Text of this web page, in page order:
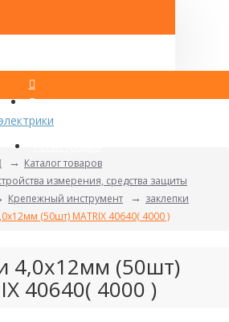
Вход
Каталог товаров
измерения, средства защиты
Крепежный инструмент
заклепки
(50шт) MATRIX 40640( 4000 )
4,0х12мм (50шт)
40640( 4000 )